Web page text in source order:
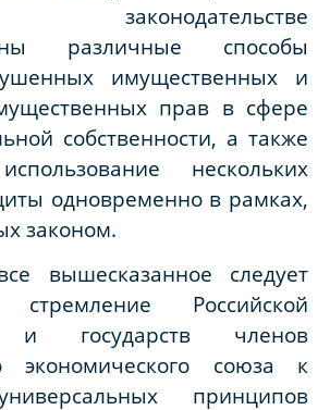
законодательстве
различные способы
имущественных и
прав в сфере
собственности, а также
нескольких
одновременно в рамках,
законом.
вышесказанное следует
стремление Российской
и государств членов
экономического союза к
принципов